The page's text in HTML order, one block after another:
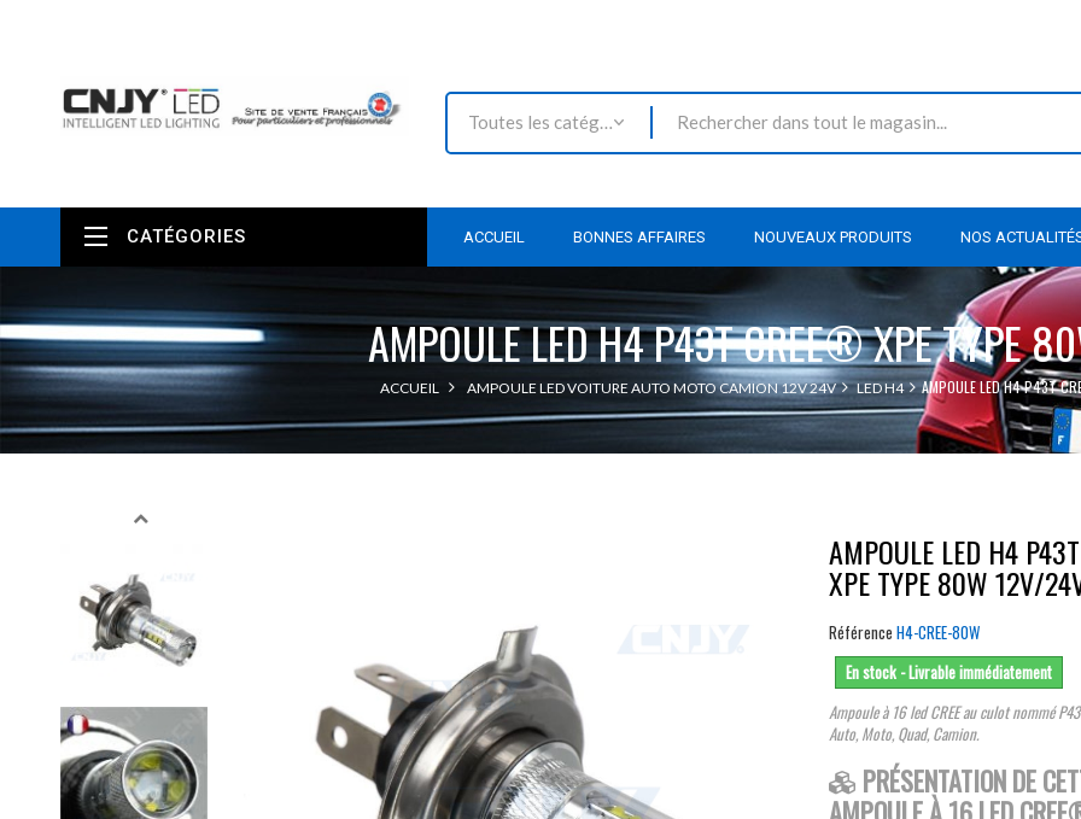
Toutes les catégories
ACCUEIL BONNES AFFAIRES NOUVEAUX PRODUITS NOS
CATÉGORIES
AMPOULE LED H4 P43T CREE® XPE TYPE
ACCUEIL AMPOULE LED VOITURE AUTO MOTO CAMION 12V 24V LED H4 AMPOULE LED H4 P43T
AMPOULE LED H4
XPE TYPE 80W 12V/
Référence H4-CREE-80W
En stock - Livrable immédiatement
Ampoule à 16 led CREE au culot nommé
Auto, Moto, Quad, Camion.
PRÉSENTATION DE